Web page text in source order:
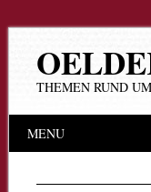
THEMEN RUND
Inhalt
MENU